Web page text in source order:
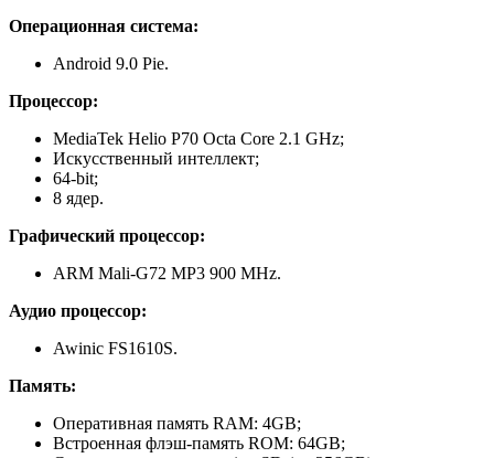
Операционная система:
Android 9.0 Pie.
Процессор:
MediaTek Helio P70 Octa Core 2.1 GHz;
Искусственный интеллект;
64-bit;
8 ядер.
Графический процессор:
ARM Mali-G72 MP3 900 MHz.
Аудио процессор:
Awinic FS1610S.
Память:
Оперативная память RAM: 4GB;
Встроенная флэш-память ROM: 64GB;